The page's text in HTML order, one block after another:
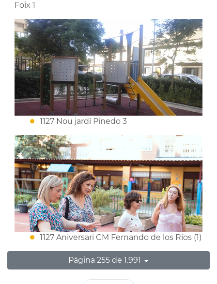
Foix 1
1127 Nou jardí Pinedo 3
1127 Aniversari CM Fernando de los Ríos (1)
Página 255 de 1.991